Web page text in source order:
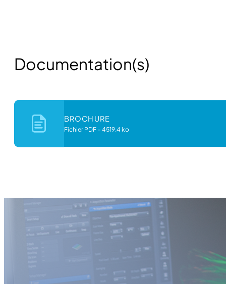
Documentation(s)
BROCHURE
Fichier PDF – 4519.4 ko